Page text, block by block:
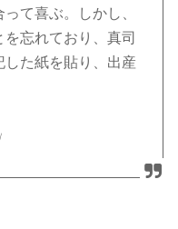
て喜ぶ。しかし、
忘れており、真司
た紙を貼り、出産